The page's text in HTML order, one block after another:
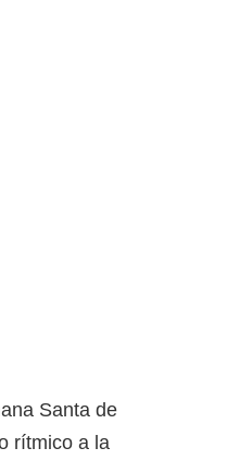
Santa de
rítmico a la